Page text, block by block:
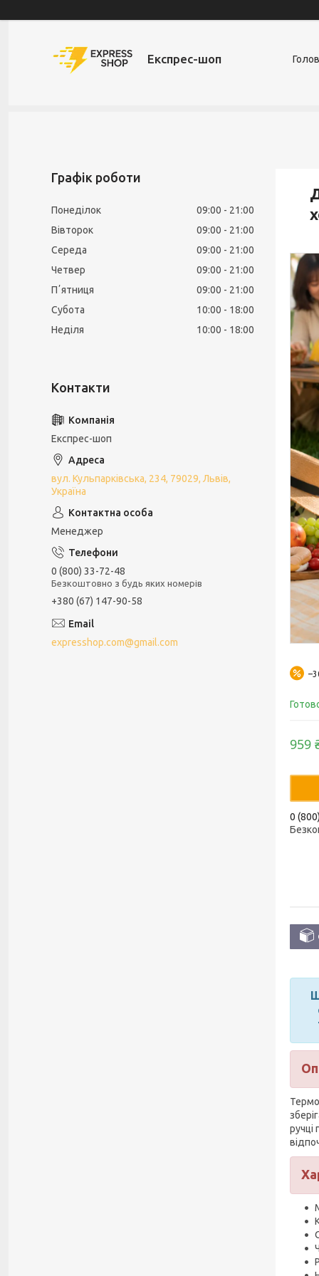
Експрес-шоп
959
0
ручці
Графік роботи
Понеділок 09:00
21:00
Вівторок
09:00
21:00
Середа
09:00
21:00
Четвер
09:00
21:00
Пʼятниця
09:00
21:00
Субота
10:00
18:00
Неділя
10:00 18:00
Експрес-шоп
вул. Кульпарківська, 234, 79029, Львів,
Україна
Менеджер
0 (800) 33-72-48
Безкоштовно з будь яких номерів
+380 (67) 147-90-58
expresshop.com@gmail.com